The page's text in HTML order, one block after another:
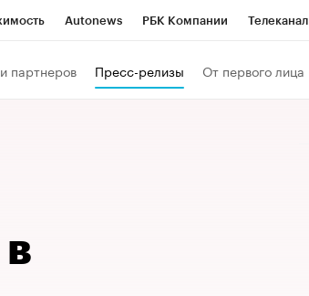
Autonews РБК Компании Телеканал
партнеров Пресс-релизы От первого лица